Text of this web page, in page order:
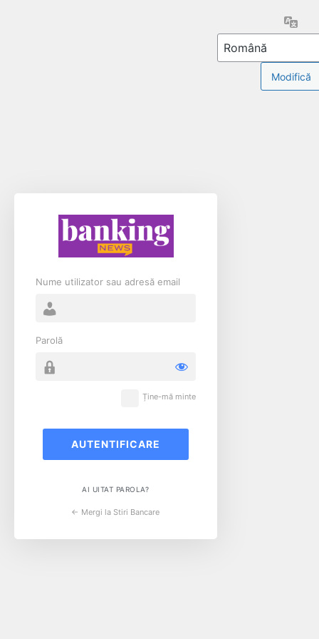
Nume utilizator sau adresă email
Parolă
Ține-mă minte
AI UITAT PAROLA?
← Mergi la Stiri Bancare